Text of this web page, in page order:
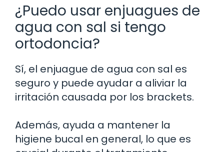
¿Puedo usar enjuagues de
agua con sal si tengo
ortodoncia?
Sí, el enjuague de agua con sal es
seguro y puede ayudar a aliviar la
irritación causada por los brackets.
Además, ayuda a mantener la
higiene bucal en general, lo que es